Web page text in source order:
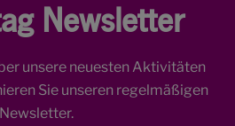
Newsletter
unsere neuesten Aktivitäten
Sie unseren regelmäßigen
Newsletter.